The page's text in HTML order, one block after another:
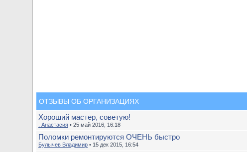
ОТЗЫВЫ ОБ ОРГАНИЗАЦИЯХ
Хороший мастер, советую!
. Анастасия • 25 май 2016, 16:18
Поломки ремонтируются ОЧЕНЬ быстро
Булычев Владимир • 15 дек 2015, 16:54